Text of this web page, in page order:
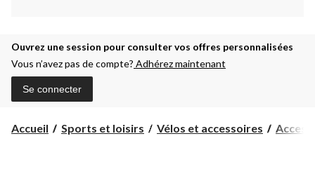
Ouvrez une session pour consulter vos offres personnalisées
Vous n’avez pas de compte? Adhérez maintenant
Se connecter
Accueil Sports et loisirs Vélos et accessoires